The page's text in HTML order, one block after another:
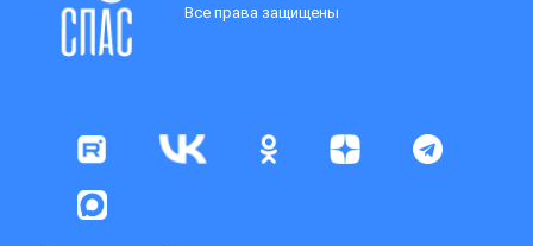
Все права защищены